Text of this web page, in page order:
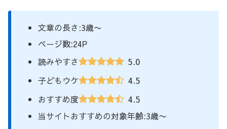
文章の長さ:3歳〜
ページ数:24P
読みやすさ
5.0
子どもウケ 4.5
おすすめ度 4.5
当サイトおすすめの対象年齢:3歳〜